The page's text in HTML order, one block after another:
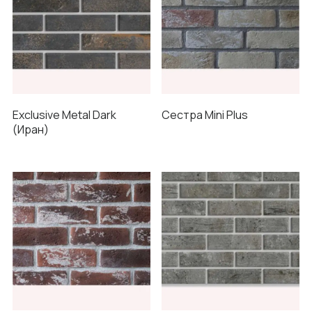
Exclusive Metal Dark
(Иран)
Сестра Mini Plus